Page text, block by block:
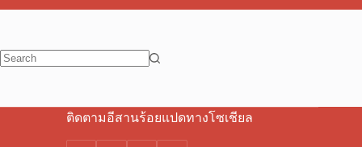
ติดตามอีสานร้อยแปดทางโซเชียล